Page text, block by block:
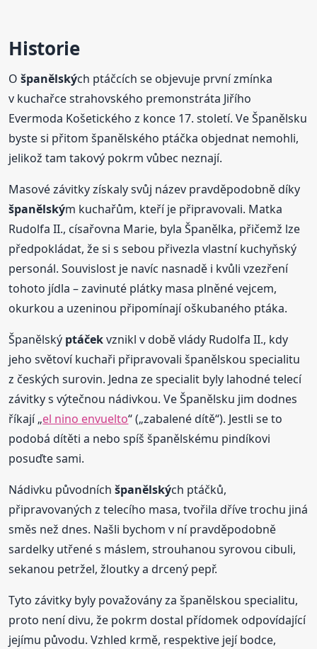
Historie
Ošpanělských ptáčcích se objevuje první zmínka
v kuchařce strahovského premonstráta Jiřího
Evermoda Košetického z konce 17. století. Ve Španělsku
byste si přitom španělského ptáčka objednat nemohli,
jelikož tam takový pokrm vůbec neznají.
Masové závitky získaly svůj název pravděpodobně díky
španělským kuchařům, kteří je připravovali. Matka
Rudolfa II., císařovna Marie, byla Španělka, přičemž lze
předpokládat, že si s sebou přivezla vlastní kuchyňský
personál. Souvislost je navíc nasnadě i kvůli vzezření
tohoto jídla – zavinuté plátky masa plněné vejcem,
okurkou a uzeninou připomínají oškubaného ptáka.
Španělský ptáčekvznikl v době vlády Rudolfa II., kdy
jeho světoví kuchaři připravovali španělskou specialitu
z českých surovin. Jedna ze specialit byly lahodné telecí
závitky s výtečnou nádivkou. Ve Španělsku jim dodnes
říkají „el nino envuelto“ („zabalené dítě“). Jestli se to
podobá dítěti a nebo spíš španělskému pindíkovi
posuďte sami.
Nádivku původníchšpanělských ptáčků,
připravovaných z telecího masa, tvořila dříve trochu jiná
směs než dnes. Našli bychom v ní pravděpodobně
sardelky utřené s máslem, strouhanou syrovou cibuli,
sekanou petržel, žloutky a drcený pepř.
Tyto závitky byly považovány za španělskou specialitu,
proto není divu, že pokrm dostal přídomek odpovídající
jejímu původu. Vzhled krmě, respektive její bodce,